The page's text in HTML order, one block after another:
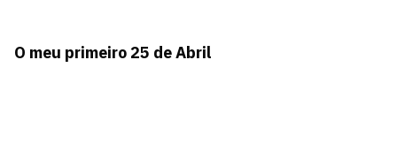
O meu primeiro 25 de Abril